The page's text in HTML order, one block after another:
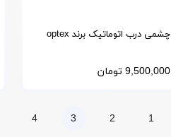
چشمی درب اتوماتیک برند optex
ژاپن مدل OA-6500S T
9,500,000 تومان
1
2
3
4